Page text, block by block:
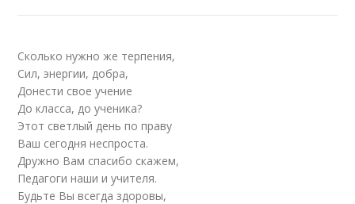
Сколько нужно же терпения,
Сил, энергии, добра,
Донести свое учение
До класса, до ученика?
Этот светлый день по праву
Ваш сегодня неспроста.
Дружно Вам спасибо скажем,
Педагоги наши и учителя.
Будьте Вы всегда здоровы,